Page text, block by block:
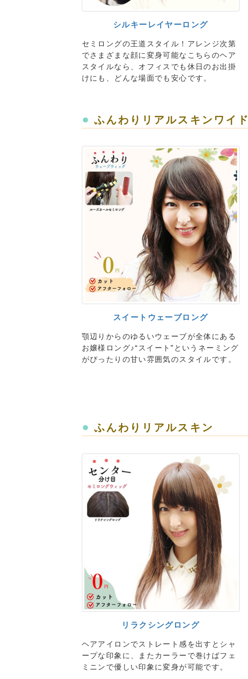
シルキーレイヤーロング
セミロングの王道スタイル！アレンジ次第
でさまざまな顔に変身可能なこちらのヘア
スタイルなら、オフィスでも休日のお出掛
けにも、どんな場面でも安心です。
● ふんわりリアルスキンワイド
スイートウェーブロング
顎辺りからのゆるいウェーブが全体にある
お嬢様ロング♪“スイート”というネーミング
がぴったりの甘い雰囲気のスタイルです。
● ふんわりリアルスキン
リラクシングロング
ヘアアイロンでストレート感を出すとシャ
ープな印象に、またカーラーで巻けばフェ
ミニンで優しい印象に変身が可能です。